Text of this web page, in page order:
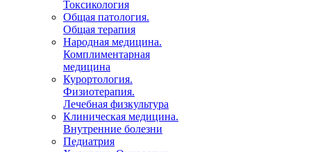
Токсикология
Общая патология.
Общая терапия
Народная медицина.
Комплиментарная
медицина
Курортология.
Физиотерапия.
Лечебная физкультура
Клиническая медицина.
Внутренние болезни
Педиатрия